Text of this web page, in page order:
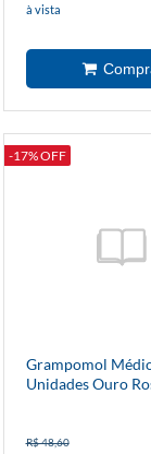
à vista
-17% OFF
Grampomol
Unidades Ouro
R$ 48,60